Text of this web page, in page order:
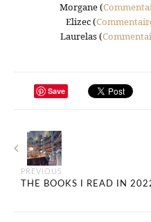
Morgane (
Elizec (
Laurelas (
Save
PREVIOUS
THE BOOKS I READ IN